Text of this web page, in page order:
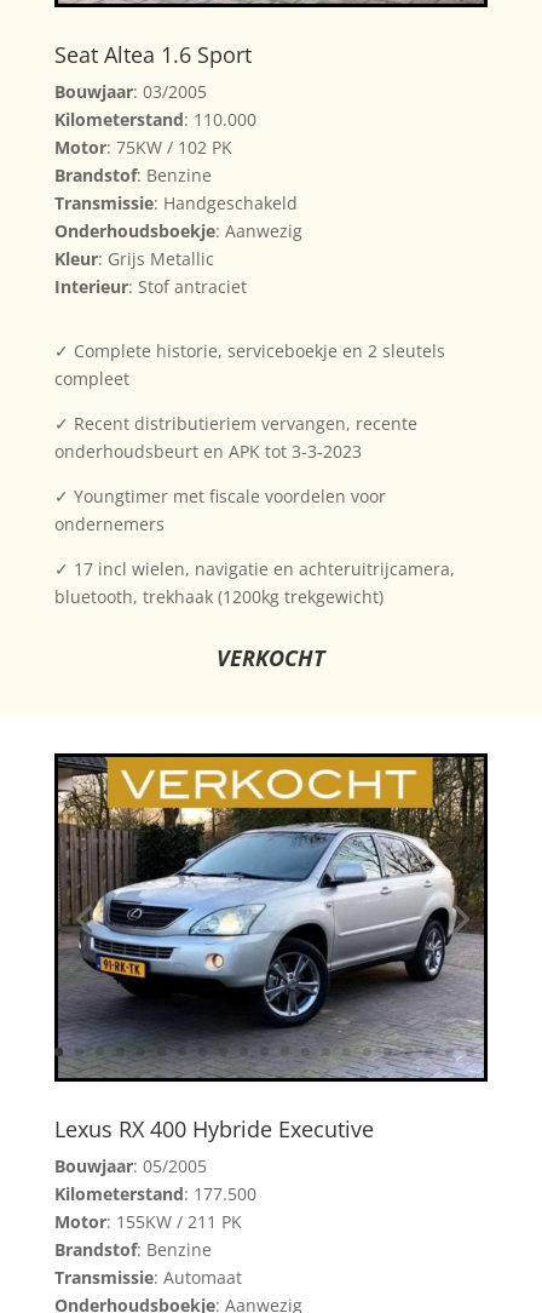
Seat Altea 1.6 Sport
Bouwjaar: 03/2005
Kilometerstand: 110.000
Motor: 75KW / 102 PK
Brandstof: Benzine
Transmissie: Handgeschakeld
Onderhoudsboekje: Aanwezig
Kleur: Grijs Metallic
Interieur: Stof antraciet
✓ Complete historie, serviceboekje en 2 sleutels
compleet
✓ Recent distributieriem vervangen, recente
onderhoudsbeurt en APK tot 3-3-2023
✓ Youngtimer met fiscale voordelen voor
ondernemers
✓ 17 incl wielen, navigatie en achteruitrijcamera,
bluetooth, trekhaak (1200kg trekgewicht)
VERKOCHT
Lexus RX 400 Hybride Executive
Bouwjaar: 05/2005
Kilometerstand: 177.500
Motor: 155KW / 211 PK
Brandstof: Benzine
Transmissie: Automaat
Onderhoudsboekje: Aanwezig